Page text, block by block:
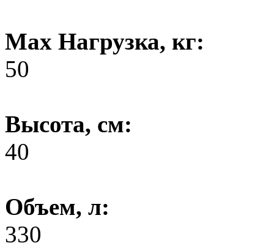
Max Нагрузка, кг:
50
Высота, см:
40
Объем, л:
330